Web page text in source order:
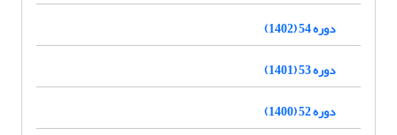
دوره 54 (1402)
دوره 53 (1401)
دوره 52 (1400)